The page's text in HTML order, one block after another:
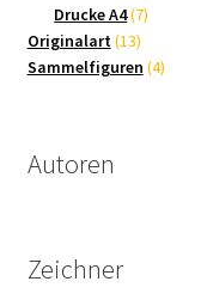
Produkte
Drucke A4 77
Originalart 1313
Produkte
Sammelfiguren 44
Autoren
Zeichner